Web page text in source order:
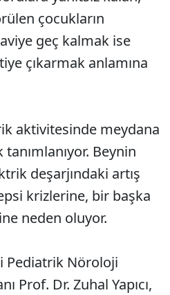
çocukların
geç kalmak ise
çıkarmak anlamına
aktivitesinde meydana
Beynin
deşarjındaki artış
krizlerine, bir başka
neden oluyor.
Pediatrik Nöroloji
Prof. Dr. Zuhal Yapıcı,